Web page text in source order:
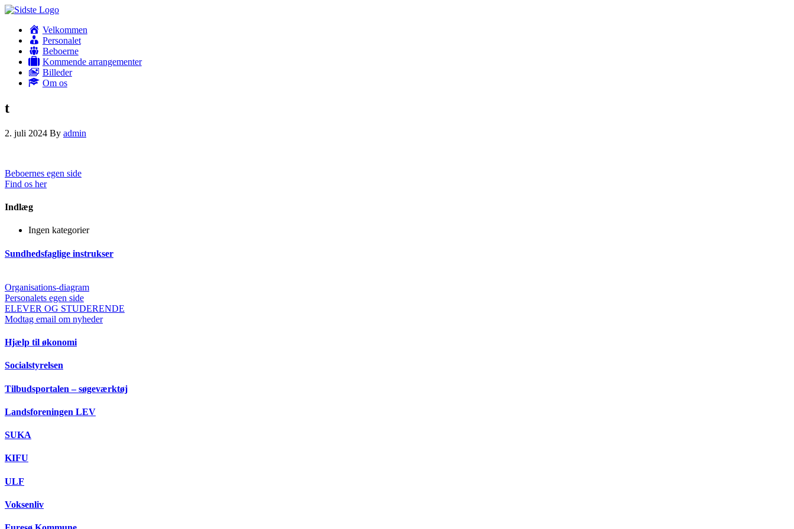
Velkommen
Personalet
Beboerne
Kommende arrangementer
Billeder
Om os
t
2. juli 2024 By admin
Beboernes egen side
Find os her
Indlæg
Ingen kategorier
Sundhedsfaglige instrukser
Organisations-diagram
Personalets egen side
ELEVER OG STUDERENDE
Modtag email om nyheder
Hjælp til økonomi
Socialstyrelsen
Tilbudsportalen – søgeværktøj
Landsforeningen LEV
SUKA
KIFU
ULF
Voksenliv